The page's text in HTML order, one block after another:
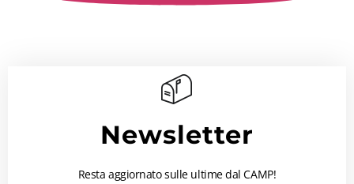
Newsletter
Resta aggiornato sulle ultime dal CAMP!